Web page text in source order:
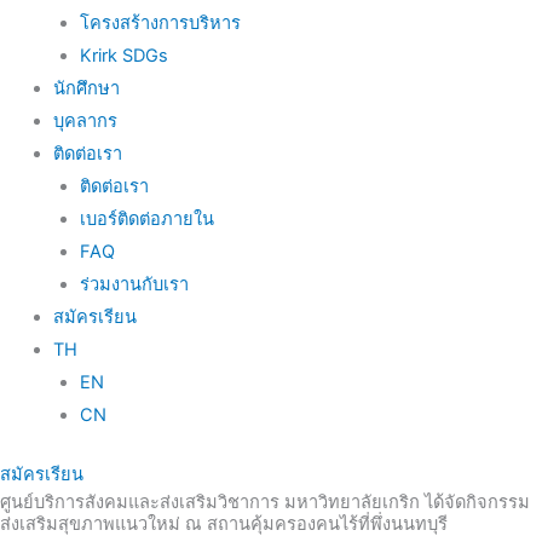
โครงสร้างการบริหาร
Krirk SDGs
นักศึกษา
บุคลากร
ติดต่อเรา
ติดต่อเรา
เบอร์ติดต่อภายใน
FAQ
ร่วมงานกับเรา
สมัครเรียน
TH
EN
CN
สมัครเรียน
ศูนย์บริการสังคมและส่งเสริมวิชาการ มหาวิทยาลัยเกริก ได้จัดกิจกรรม
ส่งเสริมสุขภาพแนวใหม่ ณ สถานคุ้มครองคนไร้ที่พึ่งนนทบุรี